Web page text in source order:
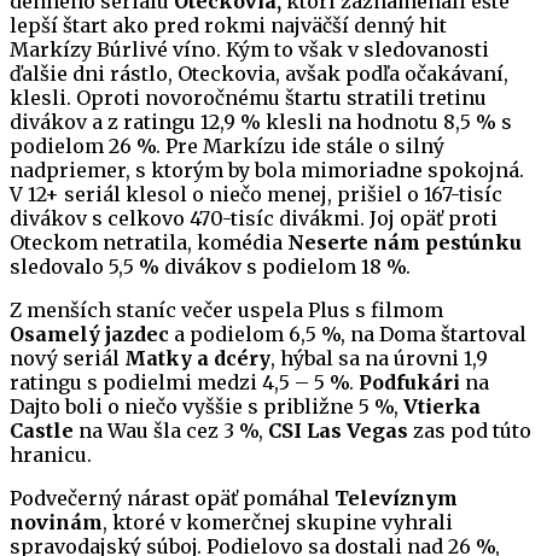
lepší štart ako pred rokmi najväčší denný hit
Markízy Búrlivé víno. Kým to však v sledovanosti
ďalšie dni rástlo, Oteckovia, avšak podľa očakávaní,
klesli. Oproti novoročnému štartu stratili tretinu
divákov a z ratingu 12,9 % klesli na hodnotu 8,5 % s
podielom 26 %. Pre Markízu ide stále o silný
nadpriemer, s ktorým by bola mimoriadne spokojná.
V 12+ seriál klesol o niečo menej, prišiel o 167-tisíc
divákov s celkovo 470-tisíc divákmi. Joj opäť proti
Oteckom netratila, komédia Neserte nám pestúnku
sledovalo 5,5 % divákov s podielom 18 %.
Z menších staníc večer uspela Plus s filmom
Osamelý jazdec a podielom 6,5 %, na Doma štartoval
nový seriál Matky a dcéry, hýbal sa na úrovni 1,9
ratingu s podielmi medzi 4,5 – 5 %. Podfukári na
Dajto boli o niečo vyššie s približne 5 %, Vtierka
Castle na Wau šla cez 3 %, CSI Las Vegas zas pod túto
hranicu.
Podvečerný nárast opäť pomáhal Televíznym
novinám, ktoré v komerčnej skupine vyhrali
spravodajský súboj. Podielovo sa dostali nad 26 %,